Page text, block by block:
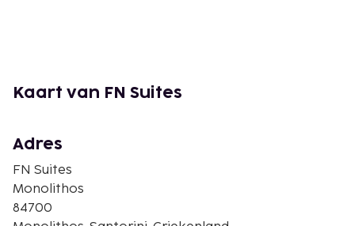
Museum of prehistorisch Thira - 6,1 km
Folkloremuseum van Santorini - 6,2 km
Metropolitaanse Orthodoxe Kathedraal - 6,3 km
Plateia Theotokopoulou - 6,6 km
Archeologisch Museum - 6,7 km
Kaart van FN Suites
Adres
FN Suites
Monolithos
84700